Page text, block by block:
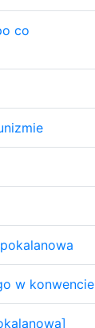
co
w konwencie